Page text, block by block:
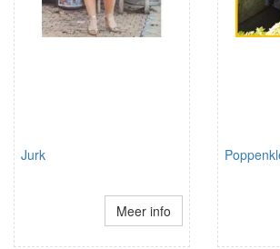
Jurk
Meer info